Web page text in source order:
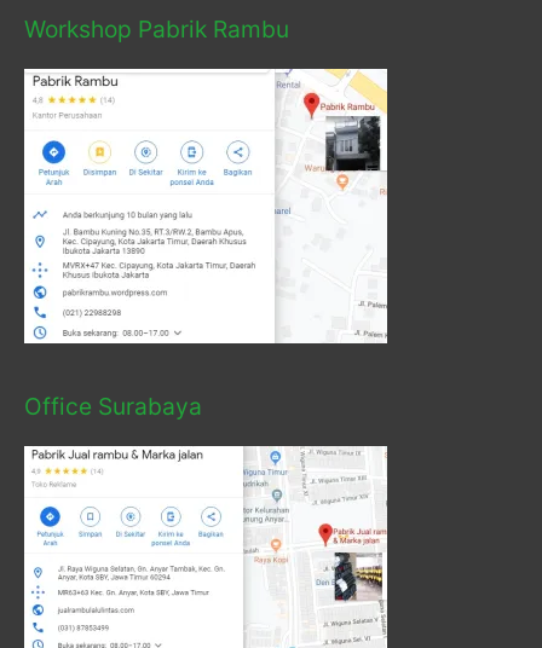
Workshop Pabrik Rambu
Office Surabaya